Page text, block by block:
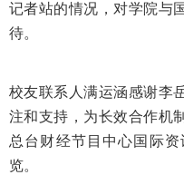
记者站的情况，对学院与
待。
校友联系人满运涵感谢李
注和支持，为长效合作机
总台财经节目中心国际资
览。